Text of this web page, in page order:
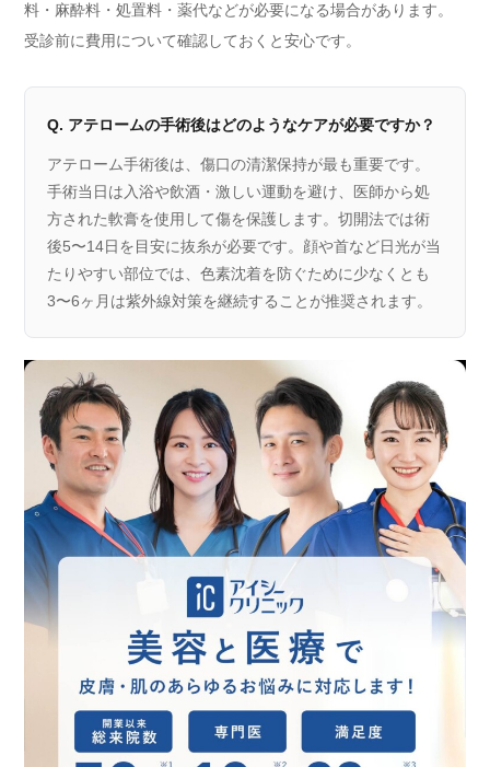
料・麻酔料・処置料・薬代などが必要になる場合があります。
受診前に費用について確認しておくと安心です。
Q. アテロームの手術後はどのようなケアが必要ですか？
アテローム手術後は、傷口の清潔保持が最も重要です。
手術当日は入浴や飲酒・激しい運動を避け、医師から処
方された軟膏を使用して傷を保護します。切開法では術
後5〜14日を目安に抜糸が必要です。顔や首など日光が当
たりやすい部位では、色素沈着を防ぐために少なくとも
3〜6ヶ月は紫外線対策を継続することが推奨されます。